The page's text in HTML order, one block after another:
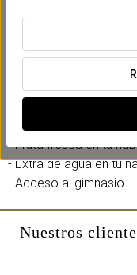
Aquí encontrarás un
te sientas a gusto.
harán tu estancia
- Early check-in (sujeto
- Late check-out
- Fruta fresca en tu
- Extra de agua en tu
- Acceso al gimnasio
Nuestros